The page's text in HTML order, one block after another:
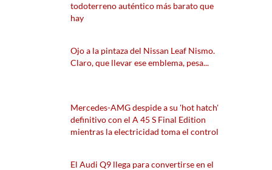
todoterreno auténtico más barato que
hay
Ojo a la pintaza del Nissan Leaf Nismo.
Claro, que llevar ese emblema, pesa...
Mercedes-AMG despide a su 'hot hatch'
definitivo con el A 45 S Final Edition
mientras la electricidad toma el control
El Audi Q9 llega para convertirse en el